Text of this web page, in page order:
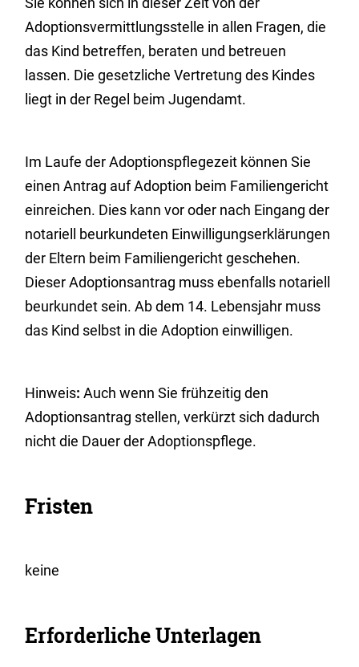
Adoptionsvermittlungsstelle in allen Fragen, die
das Kind betreffen, beraten und betreuen
lassen. Die gesetzliche Vertretung des Kindes
liegt in der Regel beim Jugendamt.
Im Laufe der Adoptionspflegezeit können Sie
einen Antrag auf Adoption beim Familiengericht
einreichen. Dies kann vor oder nach Eingang der
notariell beurkundeten Einwilligungserklärungen
der Eltern beim Familiengericht geschehen.
Dieser Adoptionsantrag muss ebenfalls notariell
beurkundet sein. Ab dem 14. Lebensjahr muss
das Kind selbst in die Adoption einwilligen.
Hinweis: Auch wenn Sie frühzeitig den
Adoptionsantrag stellen, verkürzt sich dadurch
nicht die Dauer der Adoptionspflege.
Fristen
keine
Erforderliche Unterlagen